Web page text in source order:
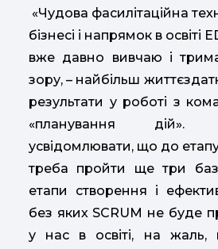
«Чудова фасилітаційна
бізнесі і напрямок в освіті
вже давно вивчаю і
зору, – найбільш
результати у роботі з
«планування
усвідомлювати, що до
треба пройти ще три
етапи створення і
без яких SCRUM не буде
у нас в освіті, на жаль,